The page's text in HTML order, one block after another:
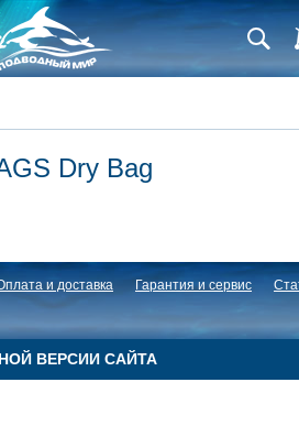
Dry Bag
и доставка Гарантия и сервис
ВЕРСИИ САЙТА